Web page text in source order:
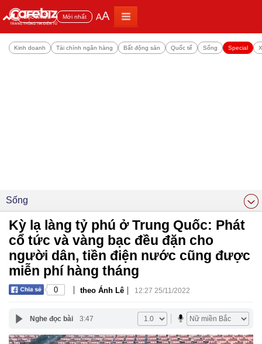
Đọc nhiều Mới nhất AA
Kinh doanh Tài chính ngân hàng Bất động sản Quốc tế Sống Special
Sống
Kỳ lạ làng tỷ phú ở Trung Quốc: Phát
cổ tức và vàng bạc đều đặn cho
người dân, tiền điện nước cũng được
miễn phí hàng tháng
0 | theo Ánh Lê | 12:27 25/11/2022
Nghe đọc bài 3:47